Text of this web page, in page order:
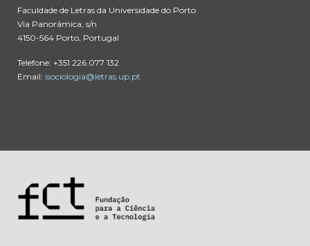
Faculdade de Letras da Universidade do Porto
Via Panorâmica, s/n
4150-564 Porto, Portugal
Telefone: +351 226 077 132
Email: isociologia@letras.up.pt